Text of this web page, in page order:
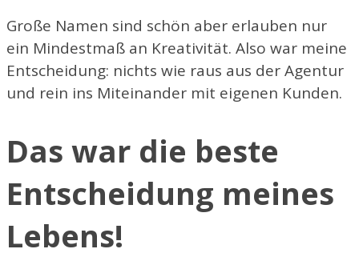
Große Namen sind schön aber erlauben nur
ein Mindestmaß an Kreativität. Also war meine
Entscheidung: nichts wie raus aus der Agentur
und rein ins Miteinander mit eigenen Kunden.
Das war die beste
Entscheidung meines
Lebens!